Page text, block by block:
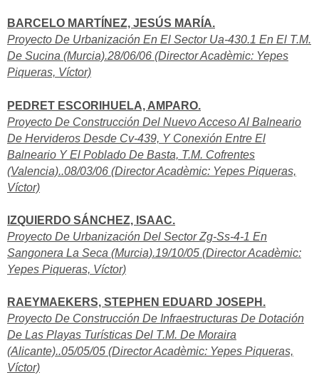
BARCELO MARTÍNEZ, JESÚS MARÍA.
Proyecto De Urbanización En El Sector Ua-430.1 En El T.M.
De Sucina (Murcia).28/06/06 (Director Acadèmic: Yepes
Piqueras, Víctor)
PEDRET ESCORIHUELA, AMPARO.
Proyecto De Construcción Del Nuevo Acceso Al Balneario
De Hervideros Desde Cv-439, Y Conexión Entre El
Balneario Y El Poblado De Basta, T.M. Cofrentes
(Valencia)..08/03/06 (Director Acadèmic: Yepes Piqueras,
Víctor)
IZQUIERDO SÁNCHEZ, ISAAC.
Proyecto De Urbanización Del Sector Zg-Ss-4-1 En
Sangonera La Seca (Murcia).19/10/05 (Director Acadèmic:
Yepes Piqueras, Víctor)
RAEYMAEKERS, STEPHEN EDUARD JOSEPH.
Proyecto De Construcción De Infraestructuras De Dotación
De Las Playas Turísticas Del T.M. De Moraira
(Alicante)..05/05/05 (Director Acadèmic: Yepes Piqueras,
Víctor)